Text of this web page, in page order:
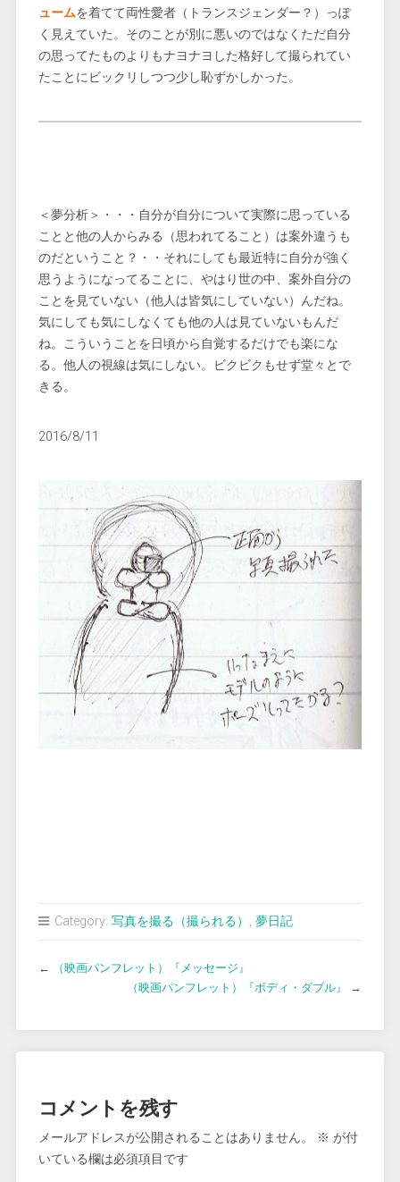
ュームを着てて両性愛者（トランスジェンダー？）っぽ
く見えていた。そのことが別に悪いのではなくただ自分
の思ってたものよりもナヨナヨした格好して撮られてい
たことにビックリしつつ少し恥ずかしかった。
＜夢分析＞・・・自分が自分について実際に思っている
ことと他の人からみる（思われてること）は案外違うも
のだということ？・・それにしても最近特に自分が強く
思うようになってることに、やはり世の中、案外自分の
ことを見ていない（他人は皆気にしていない）んだね。
気にしても気にしなくても他の人は見ていないもんだ
ね。こういうことを日頃から自覚するだけでも楽にな
る。他人の視線は気にしない。ビクビクもせず堂々とで
きる。
2016/8/11
Category: 写真を撮る（撮られる） , 夢日記
←
（映画パンフレット）『メッセージ』
（映画パンフレット）『ボディ・ダブル』
→
コメントを残す
メールアドレスが公開されることはありません。 ※ が付
いている欄は必須項目です